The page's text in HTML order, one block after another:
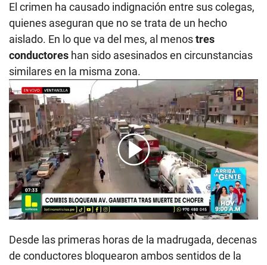
El crimen ha causado indignación entre sus colegas,
quienes aseguran que no se trata de un hecho
aislado. En lo que va del mes, al menostres
conductores han sido asesinados en circunstancias
similares en la misma zona.
00:00/02:59
Desde las primeras horas de la madrugada, decenas
de conductores bloquearon ambos sentidos de la